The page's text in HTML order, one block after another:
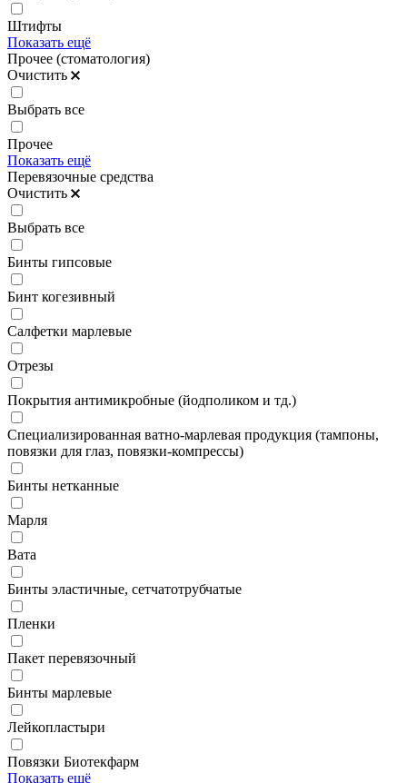
Штифты
Показать ещё
Прочее (стоматология)
Очистить
Выбрать все
Прочее
Показать ещё
Перевязочные средства
Очистить
Выбрать все
Бинты гипсовые
Бинт когезивный
Салфетки марлевые
Отрезы
Покрытия антимикробные (йодполиком и тд.)
Специализированная ватно-марлевая продукция (тампоны,
повязки для глаз, повязки-компрессы)
Бинты нетканные
Марля
Вата
Бинты эластичные, сетчатотрубчатые
Пленки
Пакет перевязочный
Бинты марлевые
Лейкопластыри
Повязки Биотекфарм
Показать ещё